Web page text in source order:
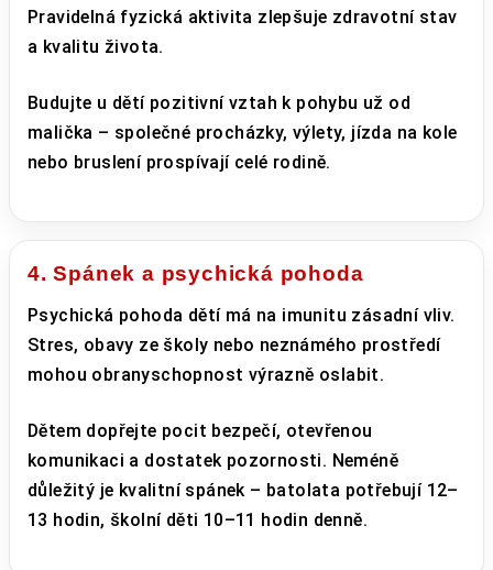
Pravidelná fyzická aktivita zlepšuje zdravotní stav
a kvalitu života.
Budujte u dětí pozitivní vztah k pohybu už od
malička – společné procházky, výlety, jízda na kole
nebo bruslení prospívají celé rodině.
4. Spánek a psychická pohoda
Psychická pohoda dětí má na imunitu zásadní vliv.
Stres, obavy ze školy nebo neznámého prostředí
mohou obranyschopnost výrazně oslabit.
Dětem dopřejte pocit bezpečí, otevřenou
komunikaci a dostatek pozornosti. Neméně
důležitý je kvalitní spánek – batolata potřebují 12–
13 hodin, školní děti 10–11 hodin denně.